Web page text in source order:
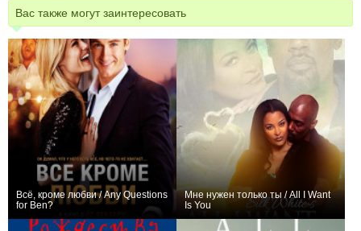
Вас также могут заинтересовать
Всё, кроме любви / Any Questions
for Ben?
Мне нужен только ты / All I Want
Is You